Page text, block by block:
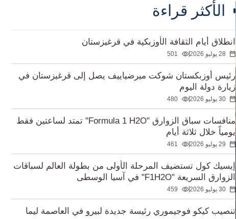
الأكثر قراءة
انطلاق أيام الثقافة الأوزبكية في قرغيزستان
28 يوليو 2026 501
رئيس أوزبكستان شوكت ميرضياييف يصل إلى قرغيزستان في
زيارة دولة اليوم
30 يوليو 2026 480
منافسات سباق الزوارق "Formula 1 H2O" تمتد لساعتين فقط
يومياً خلال ثلاثة أيام
29 يوليو 2026 461
إيسيك كول تستضيف المرحلة الأولى من بطولة العالم لسباقات
الزوارق السريعة "F1H2O" في آسيا الوسطى
30 يوليو 2026 459
تنصيب كيكو فوجيموري رئيسة جديدة لبيرو في العاصمة ليما